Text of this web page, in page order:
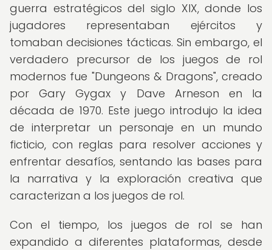
guerra estratégicos del siglo XIX, donde los
jugadores representaban ejércitos y
tomaban decisiones tácticas. Sin embargo, el
verdadero precursor de los juegos de rol
modernos fue "Dungeons & Dragons", creado
por Gary Gygax y Dave Arneson en la
década de 1970. Este juego introdujo la idea
de interpretar un personaje en un mundo
ficticio, con reglas para resolver acciones y
enfrentar desafíos, sentando las bases para
la narrativa y la exploración creativa que
caracterizan a los juegos de rol.
Con el tiempo, los juegos de rol se han
expandido a diferentes plataformas, desde